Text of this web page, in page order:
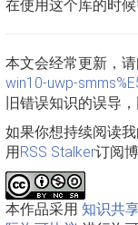
在使用这个库的时
本文会经常更新，请
win10-uwp-
旧错误知识的误导
如果你想持续阅读
用RSS Stalker订阅
本作品采用 知识共